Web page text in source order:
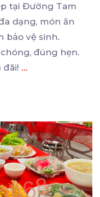
tại Đường Tam
dạng, món ăn
bảo vệ sinh.
đúng hẹn.
đãi! ...